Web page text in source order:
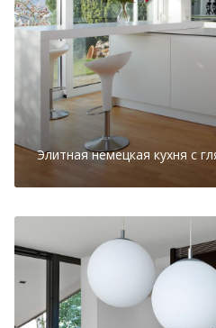
Элитная немецкая кухня с